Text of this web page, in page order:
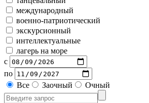
международный
военно-патриотический
экскурсионный
интеллектуальные
лагерь на море
с
по
Все
Заочный Очный